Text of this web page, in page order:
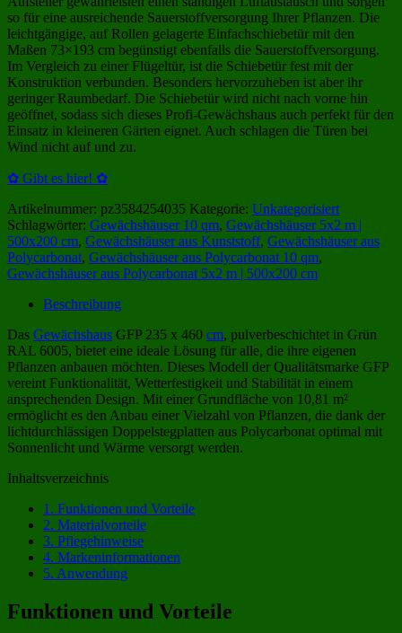
so für eine ausreichende Sauerstoffversorgung Ihrer Pflanzen. Die
leichtgängige, auf Rollen gelagerte Einfachschiebetür mit den
Maßen 73×193 cm begünstigt ebenfalls die Sauerstoffversorgung.
Im Vergleich zu einer Flügeltür, ist die Schiebetür fest mit der
Konstruktion verbunden. Besonders hervorzuheben ist aber ihr
geringer Raumbedarf. Die Schiebetür wird nicht nach vorne hin
geöffnet, sodass sich dieses Profi-Gewächshaus auch perfekt für den
Einsatz in kleineren Gärten eignet. Auch schlagen die Türen bei
Wind nicht auf und zu.
✿ Gibt es hier! ✿
Artikelnummer: pz3584254035 Kategorie: Unkategorisiert
Schlagwörter: Gewächshäuser 10 qm, Gewächshäuser 5x2 m |
500x200 cm, Gewächshäuser aus Kunststoff, Gewächshäuser aus
Polycarbonat, Gewächshäuser aus Polycarbonat 10 qm,
Gewächshäuser aus Polycarbonat 5x2 m | 500x200 cm
Beschreibung
Das Gewächshaus GFP 235 x 460 cm, pulverbeschichtet in Grün
RAL 6005, bietet eine ideale Lösung für alle, die ihre eigenen
Pflanzen anbauen möchten. Dieses Modell der Qualitätsmarke GFP
vereint Funktionalität, Wetterfestigkeit und Stabilität in einem
ansprechenden Design. Mit einer Grundfläche von 10,81 m²
ermöglicht es den Anbau einer Vielzahl von Pflanzen, die dank der
lichtdurchlässigen Doppelstegplatten aus Polycarbonat optimal mit
Sonnenlicht und Wärme versorgt werden.
Inhaltsverzeichnis
1. Funktionen und Vorteile
2. Materialvorteile
3. Pflegehinweise
4. Markeninformationen
5. Anwendung
Funktionen und Vorteile